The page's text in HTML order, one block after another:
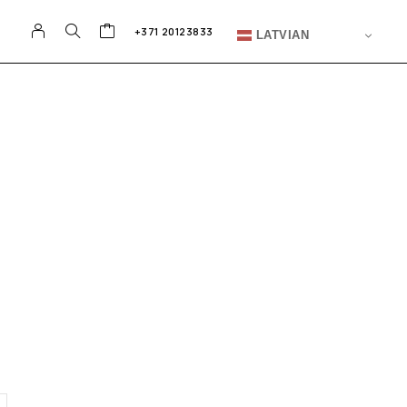
+371 20123833 LATVIAN